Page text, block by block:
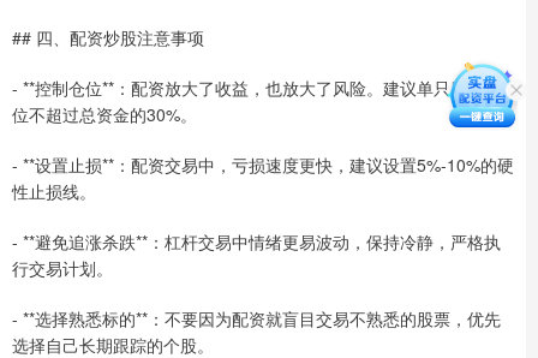
## 四、配资炒股注意事项
- **控制仓位**：配资放大了收益，也放大了风险。建议单只股票仓
位不超过总资金的30%。
- **设置止损**：配资交易中，亏损速度更快，建议设置5%-10%的硬
性止损线。
- **避免追涨杀跌**：杠杆交易中情绪更易波动，保持冷静，严格执
行交易计划。
- **选择熟悉标的**：不要因为配资就盲目交易不熟悉的股票，优先
选择自己长期跟踪的个股。